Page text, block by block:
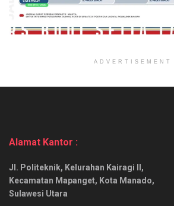
ADVERTISEMENT
Alamat Kantor :
Jl. Politeknik, Kelurahan Kairagi II,
Kecamatan Mapanget, Kota Manado,
Sulawesi Utara